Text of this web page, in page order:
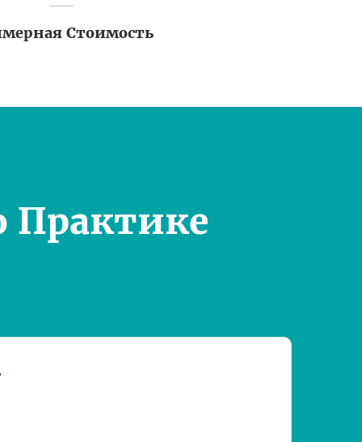
Стоимость
Практике